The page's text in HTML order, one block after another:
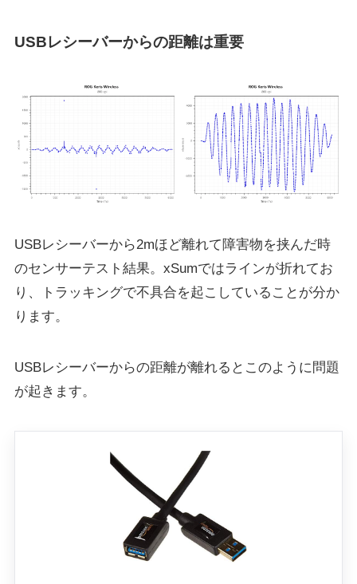
USBレシーバーからの距離は重要
USBレシーバーから2mほど離れて障害物を挟んだ時
のセンサーテスト結果。xSumではラインが折れてお
り、トラッキングで不具合を起こしていることが分か
ります。
USBレシーバーからの距離が離れるとこのように問題
が起きます。